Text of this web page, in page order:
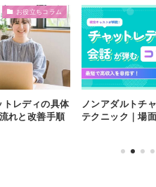
お役立ちコラム
トレディの具体
れと改善手順
ノンアダルトチ
テクニック｜場